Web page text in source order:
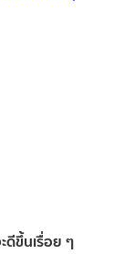
ดีขึ้นเรื่อย ๆ